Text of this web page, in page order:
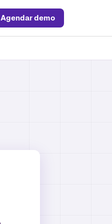
Agendar demo